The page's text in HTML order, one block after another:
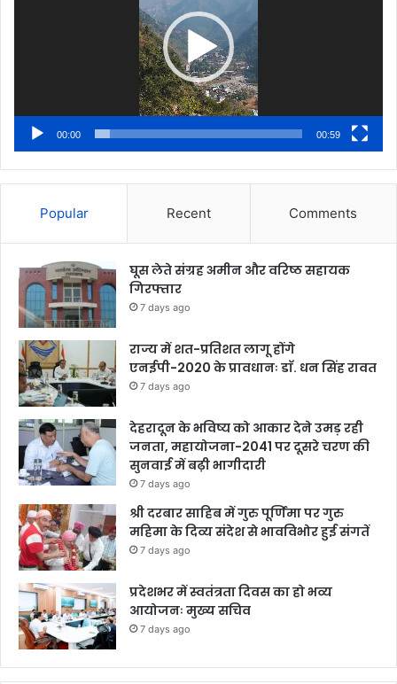
00:00 00:59
Popular Recent Comments
घूस लेते संग्रह अमीन और वरिष्ठ सहायक
गिरफ्तार
7 days ago
राज्य में शत-प्रतिशत लागू होंगे
एनईपी-2020 के प्रावधानः डाॅ. धन सिंह रावत
7 days ago
देहरादून के भविष्य को आकार देने उमड़ रही
जनता, महायोजना-2041 पर दूसरे चरण की
सुनवाई में बढ़ी भागीदारी
7 days ago
श्री दरबार साहिब में गुरु पूर्णिमा पर गुरु
महिमा के दिव्य संदेश से भावविभोर हुई संगतें
7 days ago
प्रदेशभर में स्वतंत्रता दिवस का हो भव्य
आयोजनः मुख्य सचिव
7 days ago